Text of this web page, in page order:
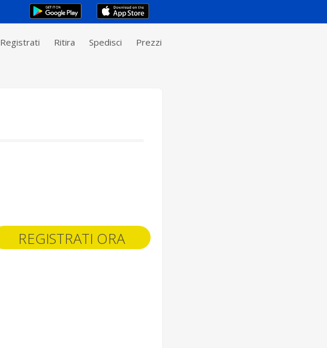
Registrati Ritira Spedisci Prezzi
REGISTRATI ORA